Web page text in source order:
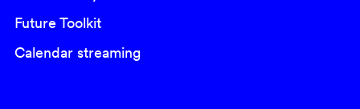
Future Toolkit
Calendar streaming